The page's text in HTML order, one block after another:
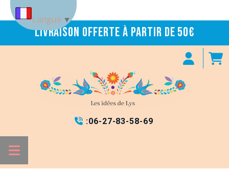
Livraison offerte à partir de 50€
 :06-27-83-58-69
Langue ▼